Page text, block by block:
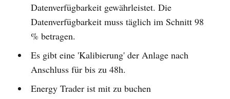
Datenverfügbarkeit gewährleistet. Die
Datenverfügbarkeit muss täglich im Schnitt 98
% betragen.
Es gibt eine 'Kalibierung' der Anlage nach
Anschluss für bis zu 48h.
Energy Trader ist mit zu buchen